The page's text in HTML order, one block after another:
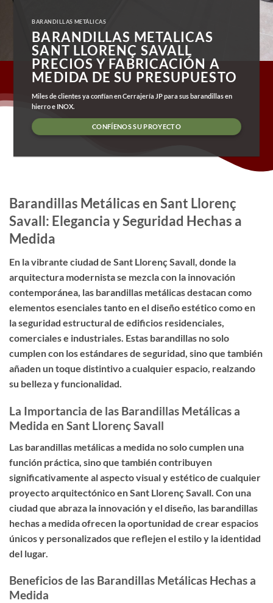
BARANDILLAS METÁLICAS
BARANDILLAS METALICAS
SANT LLORENÇ SAVALL
PRECIOS Y FABRICACIÓN A
MEDIDA DE SU PRESUPUESTO
Miles de clientes ya confían en Cerrajería JP para sus barandillas en
hierro e INOX.
CONFÍENOS SU PROYECTO
Barandillas Metálicas en Sant Llorenç
Savall: Elegancia y Seguridad Hechas a
Medida
En la vibrante ciudad de Sant Llorenç Savall, donde la
arquitectura modernista se mezcla con la innovación
contemporánea, las barandillas metálicas destacan como
elementos esenciales tanto en el diseño estético como en
la seguridad estructural de edificios residenciales,
comerciales e industriales. Estas barandillas no solo
cumplen con los estándares de seguridad, sino que también
añaden un toque distintivo a cualquier espacio, realzando
su belleza y funcionalidad.
La Importancia de las Barandillas Metálicas a
Medida en Sant Llorenç Savall
Las barandillas metálicas a medida no solo cumplen una
función práctica, sino que también contribuyen
significativamente al aspecto visual y estético de cualquier
proyecto arquitectónico en Sant Llorenç Savall. Con una
ciudad que abraza la innovación y el diseño, las barandillas
hechas a medida ofrecen la oportunidad de crear espacios
únicos y personalizados que reflejen el estilo y la identidad
del lugar.
Beneficios de las Barandillas Metálicas Hechas a
Medida